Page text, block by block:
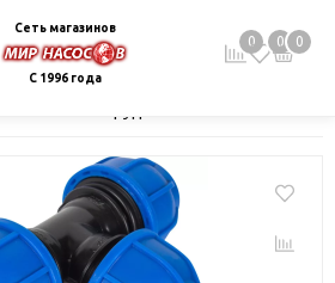
Сеть магазинов
С 1996 года
0 0 0